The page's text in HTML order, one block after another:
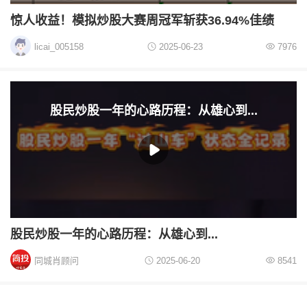
惊人收益！模拟炒股大赛周冠军斩获36.94%佳绩
licai_005158 2025-06-23 7976
股民炒股一年的心路历程：从雄心到...
股民炒股一年的心路历程：从雄心到...
同城肖顾问 2025-06-20 8541